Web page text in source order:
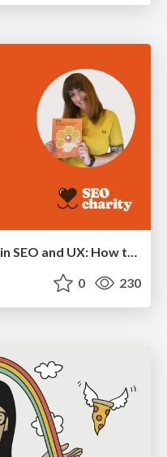
SEOcharity - Dark patterns in SEO and UX: How to avoid them and build a more ethical web
0 230